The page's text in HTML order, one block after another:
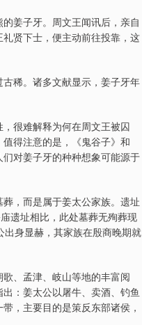
姜子牙。周文王闻讯后，亲自
贤下士，便主动前往投靠，这
稀。诸多文献显示，姜子牙年
很难解释为何在周文王被囚
得注意的是，《鬼谷子》和
对姜子牙的种种想象可能源于
，而是属于姜太公家族。遗址
遗址相比，此处墓葬无殉葬现
身显赫，其家族在殷商晚期就
、孟津、岐山等地的丰富阅
：姜太公以屠牛、卖酒、钓鱼
，主要目的是策反东部诸侯，